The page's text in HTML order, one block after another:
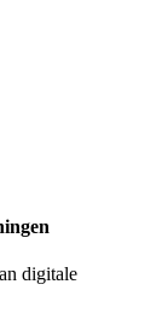
digitale